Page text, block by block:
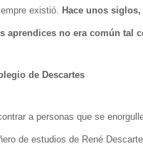
existió. Hace unos
aprendices no era común tal
de Descartes
a personas que se
de estudios de René